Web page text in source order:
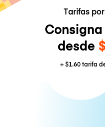
Tarifas
desde
+$1.60tarifa